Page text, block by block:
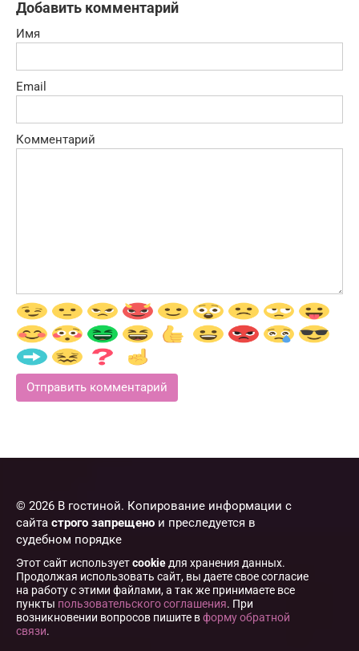
Добавить комментарий
Имя
Email
Комментарий
© 2026 В гостиной. Копирование информации с
сайта строго запрещено и преследуется в
судебном порядке
Этот сайт используетcookie для хранения данных.
Продолжая использовать сайт, вы даете свое согласие
на работу с этими файлами, а так же принимаете все
пункты пользовательского соглашения. При
возникновении вопросов пишите вформу обратной
связи.